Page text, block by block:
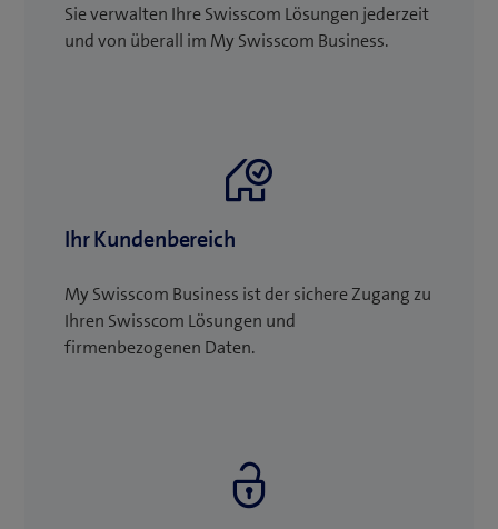
Sie verwalten Ihre Swisscom Lösungen jederzeit
und von überall im My Swisscom Business.
Ihr Kundenbereich
My Swisscom Business ist der sichere Zugang zu
Ihren Swisscom Lösungen und
firmenbezogenen Daten.